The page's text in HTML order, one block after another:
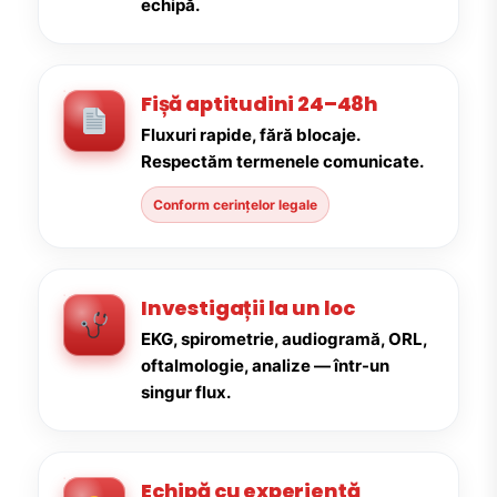
echipă.
Fișă aptitudini 24–48h
Fluxuri rapide, fără blocaje.
Respectăm termenele comunicate.
Conform cerințelor legale
Investigații la un loc
EKG, spirometrie, audiogramă, ORL,
oftalmologie, analize — într-un
singur flux.
Echipă cu experiență